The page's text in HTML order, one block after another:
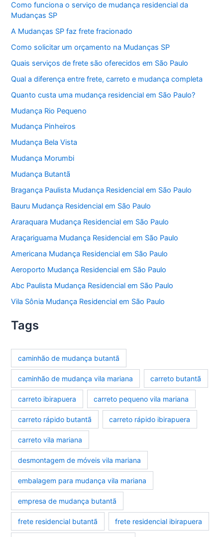
Como funciona o serviço de mudança residencial da
Mudanças SP
A Mudanças SP faz frete fracionado
Como solicitar um orçamento na Mudanças SP
Quais serviços de frete são oferecidos em São Paulo
Qual a diferença entre frete, carreto e mudança completa
Quanto custa uma mudança residencial em São Paulo?
Mudança Rio Pequeno
Mudança Pinheiros
Mudança Bela Vista
Mudança Morumbi
Mudança Butantã
Bragança Paulista Mudança Residencial em São Paulo
Bauru Mudança Residencial em São Paulo
Araraquara Mudança Residencial em São Paulo
Araçariguama Mudança Residencial em São Paulo
Americana Mudança Residencial em São Paulo
Aeroporto Mudança Residencial em São Paulo
Abc Paulista Mudança Residencial em São Paulo
Vila Sônia Mudança Residencial em São Paulo
Tags
caminhão de mudança butantã
caminhão de mudança vila mariana carreto butantã
carreto ibirapuera carreto pequeno vila mariana
carreto rápido butantã carreto rápido ibirapuera
carreto vila mariana
desmontagem de móveis vila mariana
embalagem para mudança vila mariana
empresa de mudança butantã
frete residencial butantã frete residencial ibirapuera